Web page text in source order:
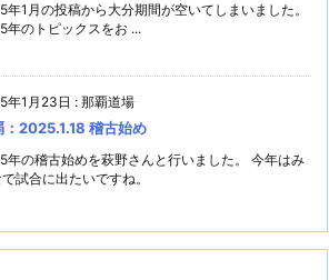
年1月の投稿から大分期間が空いてしまいました。
年のトピックスをお ...
年1月23日 : 那覇道場
：2025.1.18 稽古始め
年の稽古始めを萩野さんと行いました。 今年はみ
試合に出たいですね。